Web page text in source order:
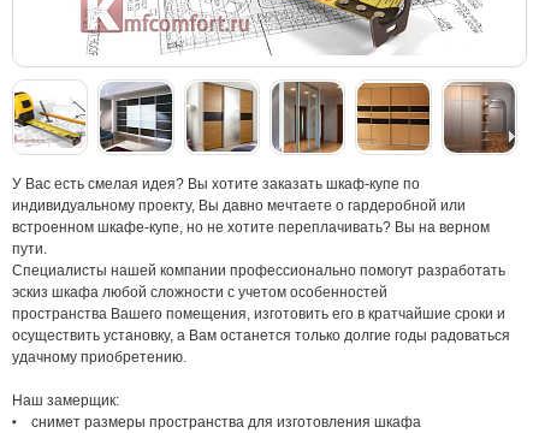
У Вас есть смелая идея? Вы хотите заказать шкаф-купе по
индивидуальному проекту, Вы давно мечтаете о гардеробной или
встроенном шкафе-купе, но не хотите переплачивать? Вы на верном
пути.
Специалисты нашей компании профессионально помогут разработать
эскиз шкафа любой сложности с учетом особенностей
пространства Вашего помещения, изготовить его в кратчайшие сроки и
осуществить установку, а Вам останется только долгие годы радоваться
удачному приобретению.
Наш замерщик:
снимет размеры пространства для изготовления шкафа